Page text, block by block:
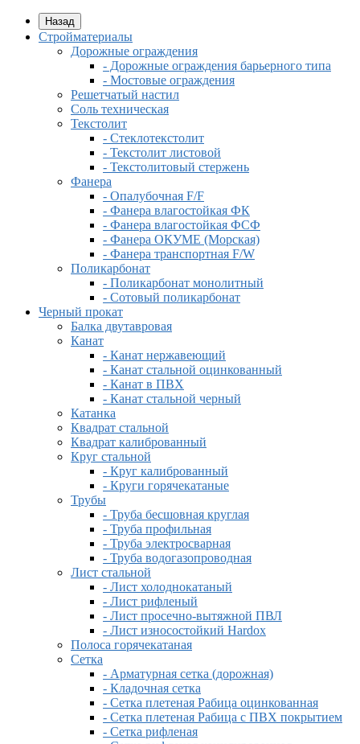
Назад
Стройматериалы
Дорожные ограждения
- Дорожные ограждения барьерного типа
- Мостовые ограждения
Решетчатый настил
Соль техническая
Текстолит
- Стеклотекстолит
- Текстолит листовой
- Текстолитовый стержень
Фанера
- Опалубочная F/F
- Фанера влагостойкая ФК
- Фанера влагостойкая ФСФ
- Фанера ОКУМЕ (Морская)
- Фанера транспортная F/W
Поликарбонат
- Поликарбонат монолитный
- Сотовый поликарбонат
Черный прокат
Балка двутавровая
Канат
- Канат нержавеющий
- Канат стальной оцинкованный
- Канат в ПВХ
- Канат стальной черный
Катанка
Квадрат стальной
Квадрат калиброванный
Круг стальной
- Круг калиброванный
- Круги горячекатаные
Трубы
- Труба бесшовная круглая
- Труба профильная
- Труба электросварная
- Труба водогазопроводная
Лист стальной
- Лист холоднокатаный
- Лист рифленый
- Лист просечно-вытяжной ПВЛ
- Лист износостойкий Hardox
Полоса горячекатаная
Сетка
- Арматурная сетка (дорожная)
- Кладочная сетка
- Сетка плетеная Рабица оцинкованная
- Сетка плетеная Рабица с ПВХ покрытием
- Сетка рифленая